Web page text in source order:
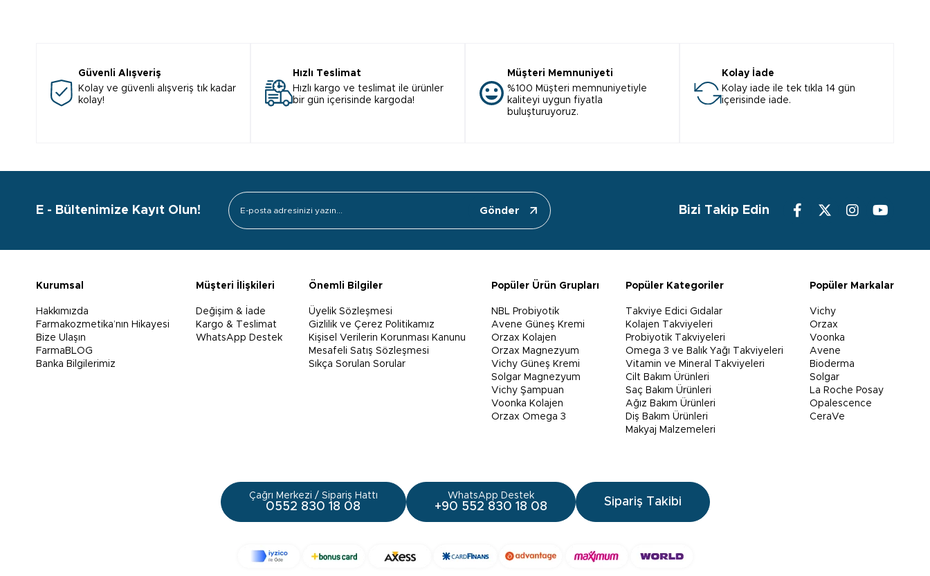
Güvenli Alışveriş
Kolay ve güvenli alışveriş tık kadar
kolay!
Hızlı Teslimat
Hızlı kargo ve teslimat ile ürünler
bir gün içerisinde kargoda!
Müşteri Memnuniyeti
%100 Müşteri memnuniyetiyle
kaliteyi uygun fiyatla
buluşturuyoruz.
Kolay İade
Kolay iade ile tek tıkla 14 gün
içerisinde iade.
E - Bültenimize Kayıt Olun! Gönder Bizi Takip Edin
Kurumsal
Hakkımızda
Farmakozmetika’nın Hikayesi
Bize Ulaşın
FarmaBLOG
Banka Bilgilerimiz
Müşteri İlişkileri
Değişim & İade
Kargo & Teslimat
WhatsApp Destek
Önemli Bilgiler
Üyelik Sözleşmesi
Gizlilik ve Çerez Politikamız
Kişisel Verilerin Korunması Kanunu
Mesafeli Satış Sözleşmesi
Sıkça Sorulan Sorular
Popüler Ürün Grupları
NBL Probiyotik
Avene Güneş Kremi
Orzax Kolajen
Orzax Magnezyum
Vichy Güneş Kremi
Solgar Magnezyum
Vichy Şampuan
Voonka Kolajen
Orzax Omega 3
Popüler Kategoriler
Takviye Edici Gıdalar
Kolajen Takviyeleri
Probiyotik Takviyeleri
Omega 3 ve Balık Yağı Takviyeleri
Vitamin ve Mineral Takviyeleri
Cilt Bakım Ürünleri
Saç Bakım Ürünleri
Ağız Bakım Ürünleri
Diş Bakım Ürünleri
Makyaj Malzemeleri
Popüler Markalar
Vichy
Orzax
Voonka
Avene
Bioderma
Solgar
La Roche Posay
Opalescence
CeraVe
Çağrı Merkezi / Sipariş Hattı
0552 830 18 08
WhatsApp Destek
+90 552 830 18 08 Sipariş Takibi